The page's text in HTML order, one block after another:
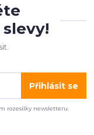
Přihlásit se
rozesílky newsletteru.